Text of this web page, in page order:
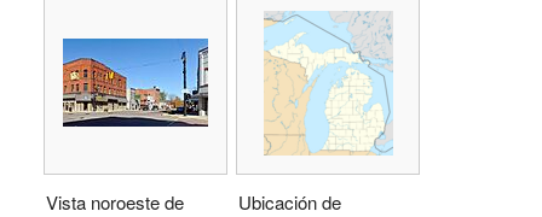
Vista noroeste de
Ubicación de